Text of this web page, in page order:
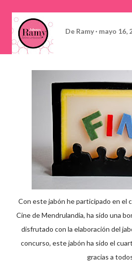
De Ramy mayo 16,
Con este jabón he participado en el
Cine de Mendrulandia, ha sido una
disfrutado con la elaboración del
concurso, este jabón ha sido el
gracias a